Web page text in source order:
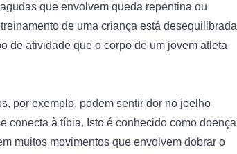
que envolvem queda repentina ou
de uma criança está desequilibrada
de atividade que o corpo de um jovem atleta
por exemplo, podem sentir dor no joelho
conecta à tíbia. Isto é conhecido como doença
muitos movimentos que envolvem dobrar o